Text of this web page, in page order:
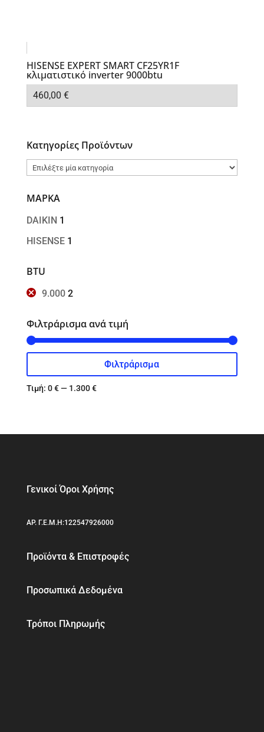
HISENSE EXPERT SMART CF25YR1F
κλιματιστικό inverter 9000btu
460,00 €
Κατηγορίες Προϊόντων
ΜΑΡΚΑ
DAIKIN 1
HISENSE 1
BTU
9.000 2
Φιλτράρισμα ανά τιμή
τιμή
τιμή
Φιλτράρισμα
Τιμή: 0 €— 1.300 €
Γενικοί Όροι Χρήσης
ΑΡ. Γ.Ε.Μ.Η:122547926000
Προϊόντα & Επιστροφές
Προσωπικά Δεδομένα
Τρόποι Πληρωμής